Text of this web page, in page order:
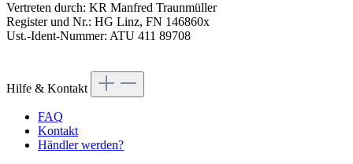
Vertreten durch: KR Manfred Traunmüller
Register und Nr.: HG Linz, FN 146860x
Ust.-Ident-Nummer: ATU 411 89708
Hilfe & Kontakt
FAQ
Kontakt
Händler werden?